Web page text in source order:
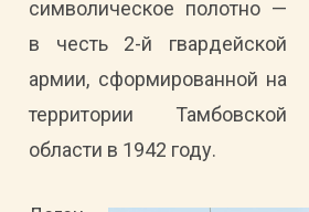
символическое полотно —
в честь 2-й гвардейской
армии, сформированной на
территории Тамбовской
области в 1942 году.